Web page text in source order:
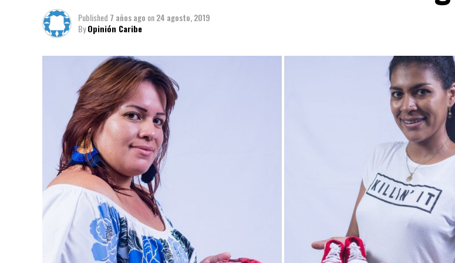
Published 7 años ago on24 agosto, 2019
ByOpinión Caribe